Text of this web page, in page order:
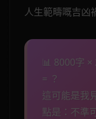
人生範疇嘅吉凶
📊 8000字
= ？
這可能是我
點是：不準